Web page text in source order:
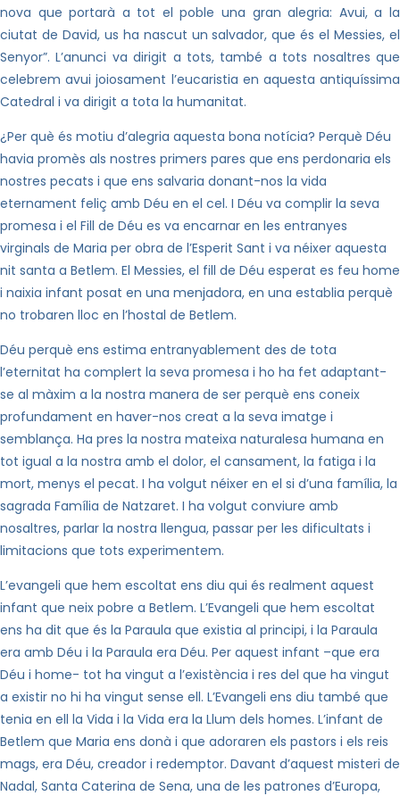
nova que portarà a tot el poble una gran alegria: Avui, a la
ciutat de David, us ha nascut un salvador, que és el Messies, el
Senyor”. L’anunci va dirigit a tots, també a tots nosaltres que
celebrem avui joiosament l’eucaristia en aquesta antiquíssima
Catedral i va dirigit a tota la humanitat.
¿Per què és motiu d’alegria aquesta bona notícia? Perquè Déu
havia promès als nostres primers pares que ens perdonaria els
nostres pecats i que ens salvaria donant-nos la vida
eternament feliç amb Déu en el cel. I Déu va complir la seva
promesa i el Fill de Déu es va encarnar en les entranyes
virginals de Maria per obra de l’Esperit Sant i va néixer aquesta
nit santa a Betlem. El Messies, el fill de Déu esperat es feu home
i naixia infant posat en una menjadora, en una establia perquè
no trobaren lloc en l’hostal de Betlem.
Déu perquè ens estima entranyablement des de tota
l’eternitat ha complert la seva promesa i ho ha fet adaptant-
se al màxim a la nostra manera de ser perquè ens coneix
profundament en haver-nos creat a la seva imatge i
semblança. Ha pres la nostra mateixa naturalesa humana en
tot igual a la nostra amb el dolor, el cansament, la fatiga i la
mort, menys el pecat. I ha volgut néixer en el si d’una família, la
sagrada Família de Natzaret. I ha volgut conviure amb
nosaltres, parlar la nostra llengua, passar per les dificultats i
limitacions que tots experimentem.
L’evangeli que hem escoltat ens diu qui és realment aquest
infant que neix pobre a Betlem. L’Evangeli que hem escoltat
ens ha dit que és la Paraula que existia al principi, i la Paraula
era amb Déu i la Paraula era Déu. Per aquest infant –que era
Déu i home- tot ha vingut a l’existència i res del que ha vingut
a existir no hi ha vingut sense ell. L’Evangeli ens diu també que
tenia en ell la Vida i la Vida era la Llum dels homes. L’infant de
Betlem que Maria ens donà i que adoraren els pastors i els reis
mags, era Déu, creador i redemptor. Davant d’aquest misteri de
Nadal, Santa Caterina de Sena, una de les patrones d’Europa,